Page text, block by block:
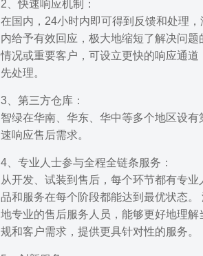
2、快速响应机制：
在国内，24小时内即可得到反馈和处理
内给予有效回应，极大地缩短了解决问题
情况或重要客户，可设立更快的响应通道
先处理。
3、第三方仓库：
智绿在华南、华东、华中等多个地区设有
速响应售后需求。
4、专业人士参与全程全链条服务：
从开发、试装到售后，每个环节都有专
品和服务在每个阶段都能达到最优状态。
地专业的售后服务人员，能够更好地理解
规和客户需求，提供更具针对性的服务。